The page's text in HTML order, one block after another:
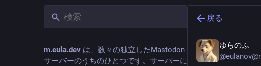
m.eula.dev は、数々の独立したMastodon
サーバーのうちのひとつです。サーバーに
戻る
ゆらのふ